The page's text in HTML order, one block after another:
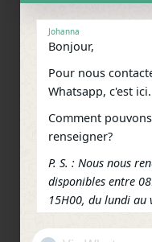
Nos derniers
Nous contacter
Nous situer
Réseaux sociaux
Facebook
Outlook.com
Johanna
Bonjour,
Pour nous
Whatsapp, c'est ici.
Comment
renseigner?
P. S. : Nous nous
disponibles entre
15H00, du lundi au